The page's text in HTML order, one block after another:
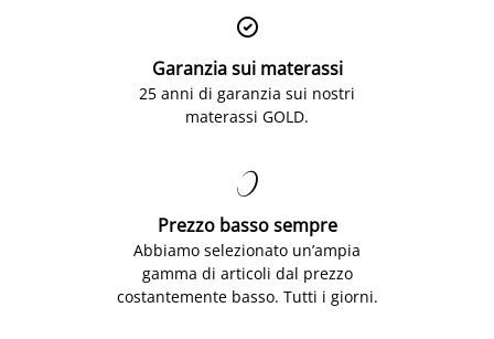

Garanzia sui materassi
25 anni di garanzia sui nostri
materassi GOLD.

Prezzo basso sempre
Abbiamo selezionato un’ampia
gamma di articoli dal prezzo
costantemente basso. Tutti i giorni.